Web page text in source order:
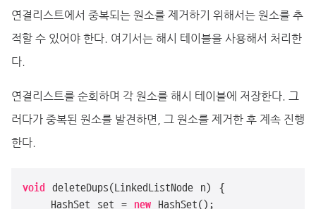
연결리스트에서 중복되는 원소를 제거하기 위해서는 원소를 추
적할 수 있어야 한다. 여기서는 해시 테이블을 사용해서 처리한
다.
연결리스트를 순회하며 각 원소를 해시 테이블에 저장한다. 그
러다가 중복된 원소를 발견하면, 그 원소를 제거한 후 계속 진행
한다.
void deleteDups(LinkedListNode n) {
    HashSet set =
new HashSet();